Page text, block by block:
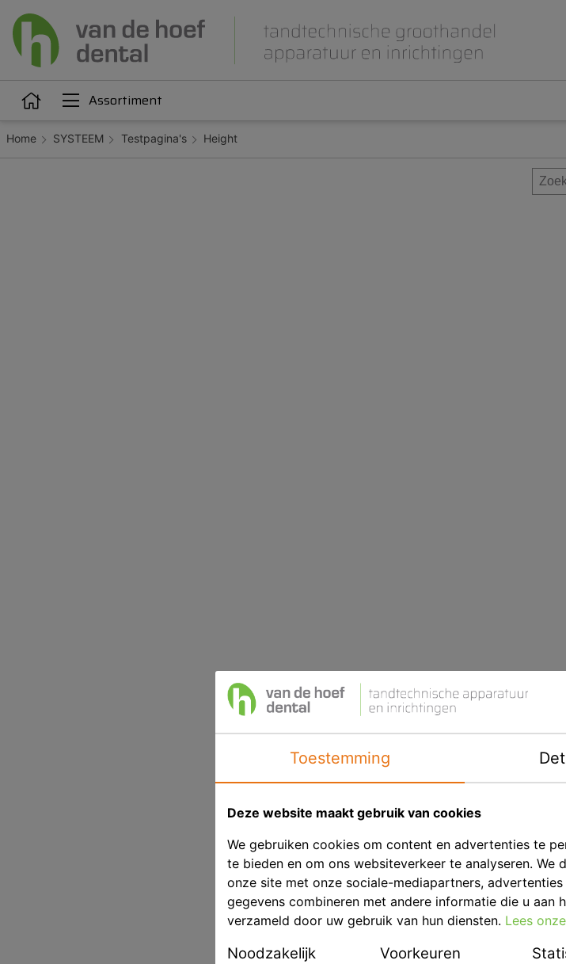
Assortiment
Articulatie
Gips en inbedmassa
Meubilair en inrichting
Home SYSTEEM Testpagina's Height
Toestemming
Deze website maakt gebruik van cookies
We gebruiken cookies om content en advertenties te
te bieden en om ons websiteverkeer te analyseren.
onze site met onze sociale-mediapartners,
gegevens combineren met andere informatie die u aan
verzameld door uw gebruik van hun diensten. Lees
Noodzakelijk Voorkeuren